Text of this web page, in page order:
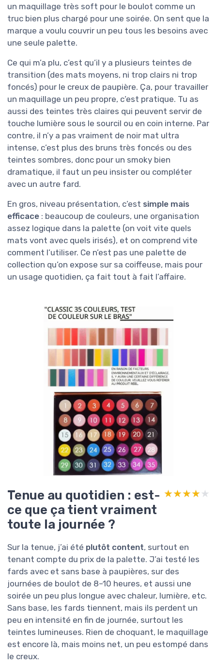
un maquillage très soft pour le boulot comme un
truc bien plus chargé pour une soirée. On sent que la
marque a voulu couvrir un peu tous les besoins avec
une seule palette.
Ce qui m’a plu, c’est qu’il y a plusieurs teintes de
transition (des mats moyens, ni trop clairs ni trop
foncés) pour le creux de paupière. Ça, pour travailler
un maquillage un peu propre, c’est pratique. Tu as
aussi des teintes très claires qui peuvent servir de
touche lumière sous le sourcil ou en coin interne. Par
contre, il n’y a pas vraiment de noir mat ultra
intense, c’est plus des bruns très foncés ou des
teintes sombres, donc pour un smoky bien
dramatique, il faut un peu insister ou compléter
avec un autre fard.
En gros, niveau présentation, c’est simple mais
efficace : beaucoup de couleurs, une organisation
assez logique dans la palette (on voit vite quels
mats vont avec quels irisés), et on comprend vite
comment l’utiliser. Ce n’est pas une palette de
collection qu’on expose sur sa coiffeuse, mais pour
un usage quotidien, ça fait tout à fait l’affaire.
Tenue au quotidien : est-
ce que ça tient vraiment
toute la journée ?
★★★★★
★★★★★
Sur la tenue, j’ai été plutôt content, surtout en
tenant compte du prix de la palette. J’ai testé les
fards avec et sans base à paupières, sur des
journées de boulot de 8–10 heures, et aussi une
soirée un peu plus longue avec chaleur, lumière, etc.
Sans base, les fards tiennent, mais ils perdent un
peu en intensité en fin de journée, surtout les
teintes lumineuses. Rien de choquant, le maquillage
est encore là, mais moins net, un peu estompé dans
le creux.